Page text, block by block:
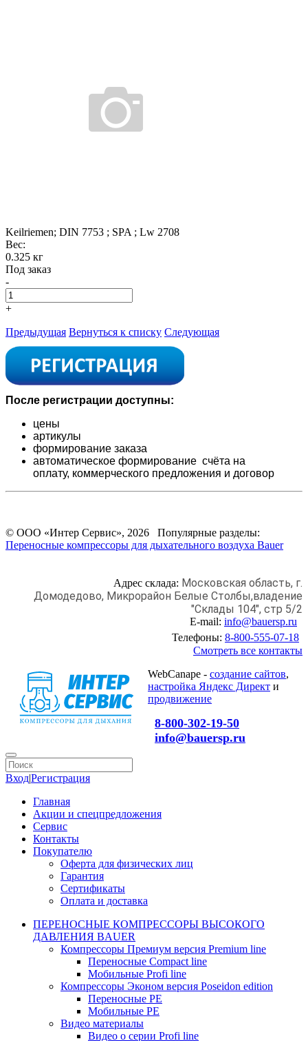
Keilriemen; DIN 7753 ; SPA ; Lw 2708
Вес:
0.325 кг
Под заказ
-
+
Предыдущая Вернуться к списку Следующая
После регистрации доступны:
цены
артикулы
формирование заказа
автоматическое формирование счёта на
оплату, коммерческого предложения и договор
© ООО «Интер Сервис», 2026 Популярные разделы:
Переносные компрессоры для дыхательного воздуха Bauer
Адрес склада: Московская область, г.
Домодедово, Микрорайон Белые Столбы,владение
"Склады 104", стр 5/2
E-mail: info@bauersp.ru
Телефоны: 8-800-555-07-18
Смотреть все контакты
WebCanape - создание сайтов,
настройка Яндекс Директ и
продвижение
8-800-302-19-50
info@bauersp.ru
Вход|Регистрация
Главная
Акции и спецпредложения
Сервис
Контакты
Покупателю
Оферта для физических лиц
Гарантия
Сертификаты
Оплата и доставка
ПЕРЕНОСНЫЕ КОМПРЕССОРЫ ВЫСОКОГО
ДАВЛЕНИЯ BAUER
Компрессоры Премиум версия Premium line
Переносные Compact line
Мобильные Profi line
Компрессоры Эконом версия Poseidon edition
Переносные PE
Мобильные PE
Видео материалы
Видео о серии Profi line